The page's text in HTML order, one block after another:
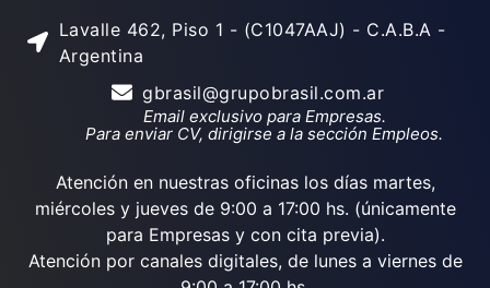
Lavalle 462, Piso 1 - (C1047AAJ) - C.A.B.A -
Argentina
gbrasil@grupobrasil.com.ar
Email exclusivo para Empresas.
Para enviar CV, dirigirse a la sección Empleos.
Atención en nuestras oficinas los días martes,
miércoles y jueves de 9:00 a 17:00 hs. (únicamente
para Empresas y con cita previa).
Atención por canales digitales, de lunes a viernes de